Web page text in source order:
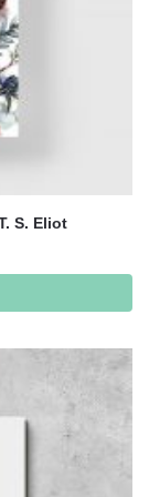
S. Eliot